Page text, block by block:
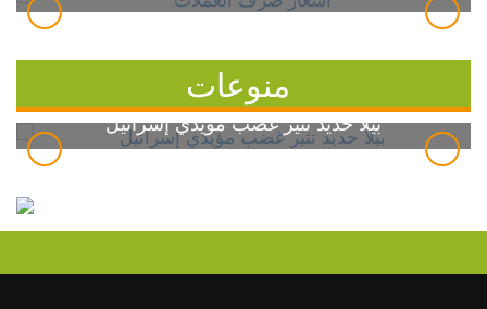
منوعات
بيلا حديد تثير غضب مؤيدي إسرائيل